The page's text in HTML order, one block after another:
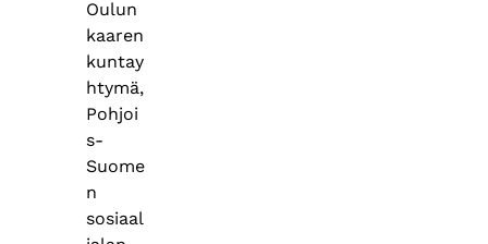
Oulun
kaaren
kuntay
htymä,
Pohjoi
s-
Suome
n
sosiaal